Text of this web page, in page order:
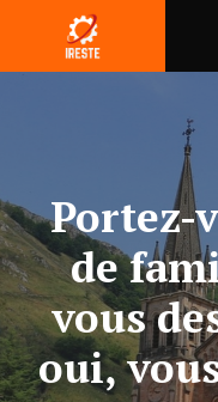
contenu
Portez-
de
vous
oui,